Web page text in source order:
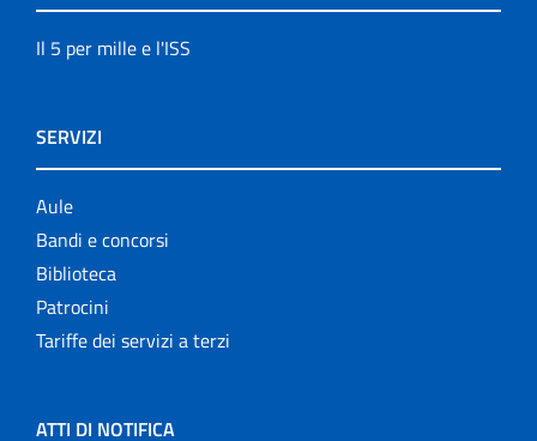
Il 5 per mille e l'ISS
SERVIZI
Aule
Bandi e concorsi
Biblioteca
Patrocini
Tariffe dei servizi a terzi
ATTI DI NOTIFICA